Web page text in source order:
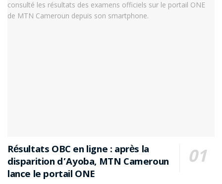
Résultats OBC en ligne : après la
disparition d’Ayoba, MTN Cameroun
lance le portail ONE